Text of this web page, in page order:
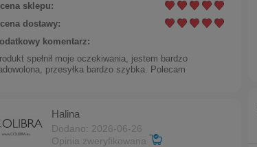
sklepu:
dostawy:
komentarz:
spełnił moje oczekiwania, jestem bardzo
przesyłka bardzo szybka. Polecam
Halina
Dodano: 2026-06-26
Opinia zweryfikowana